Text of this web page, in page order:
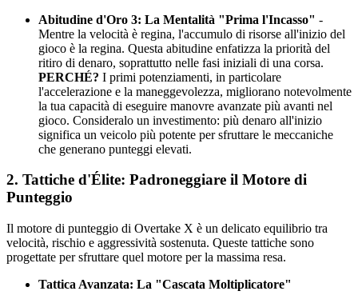
Abitudine d'Oro 3: La Mentalità "Prima l'Incasso" -
Mentre la velocità è regina, l'accumulo di risorse all'inizio del
gioco è la regina. Questa abitudine enfatizza la priorità del
ritiro di denaro, soprattutto nelle fasi iniziali di una corsa.
PERCHÉ? I primi potenziamenti, in particolare
l'accelerazione e la maneggevolezza, migliorano notevolmente
la tua capacità di eseguire manovre avanzate più avanti nel
gioco. Consideralo un investimento: più denaro all'inizio
significa un veicolo più potente per sfruttare le meccaniche
che generano punteggi elevati.
2. Tattiche d'Élite: Padroneggiare il Motore di
Punteggio
Il motore di punteggio di Overtake X è un delicato equilibrio tra
velocità, rischio e aggressività sostenuta. Queste tattiche sono
progettate per sfruttare quel motore per la massima resa.
Tattica Avanzata: La "Cascata Moltiplicatore"